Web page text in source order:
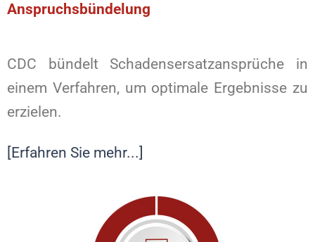
Anspruchsbündelung
CDC bündelt Schadensersatzansprüche in
einem Verfahren, um optimale Ergebnisse zu
erzielen.
[Erfahren Sie mehr...]